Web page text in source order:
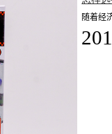
随着经